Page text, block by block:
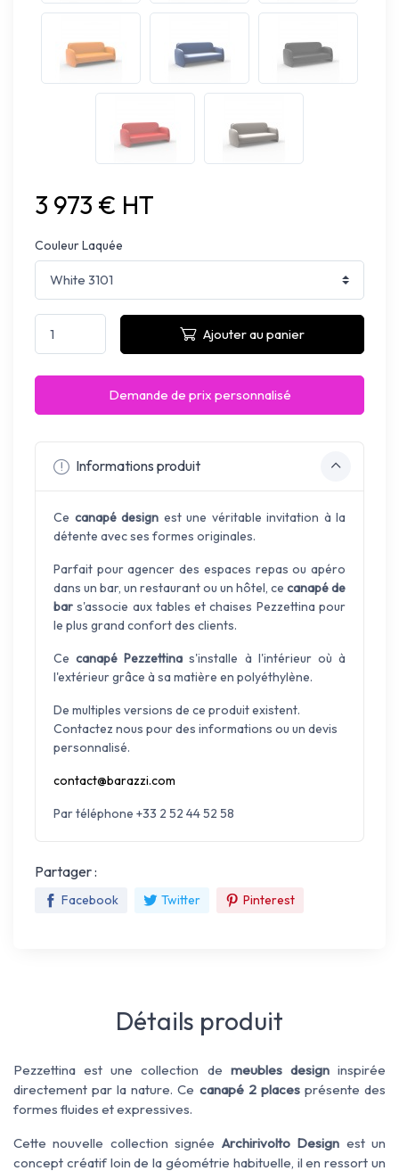
3 973 € HT
Couleur Laquée
Ajouter au panier
Demande de prix personnalisé
Informations produit
Ce canapé design est une véritable invitation à la
détente avec ses formes originales.
Parfait pour agencer des espaces repas ou apéro
dans un bar, un restaurant ou un hôtel, ce canapé de
bar s'associe aux tables et chaises Pezzettina pour
le plus grand confort des clients.
Ce canapé Pezzettina s'installe à l'intérieur où à
l'extérieur grâce à sa matière en polyéthylène.
De multiples versions de ce produit existent.
Contactez nous pour des informations ou un devis
personnalisé.
contact@barazzi.com
Par téléphone +33 2 52 44 52 58
Partager :
Facebook Twitter Pinterest
Détails produit
Pezzettina est une collection de meubles design inspirée
directement par la nature.Ce canapé 2 places présente des
formes fluides et expressives.
Cette nouvelle collection signée Archirivolto Design estun
concept créatif loin de la géométrie habituelle, il en ressort un